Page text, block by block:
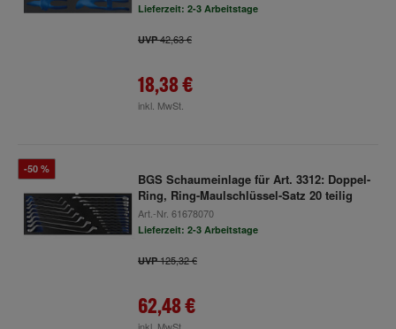
Lieferzeit: 2-3 Arbeitstage
UVP42,63 €
18,38 €
inkl. MwSt.
-50 %
BGS Schaumeinlage für Art. 3312: Doppel-
Ring, Ring-Maulschlüssel-Satz 20 teilig
Art.-Nr. 61678070
Lieferzeit: 2-3 Arbeitstage
UVP125,32 €
62,48 €
inkl. MwSt.